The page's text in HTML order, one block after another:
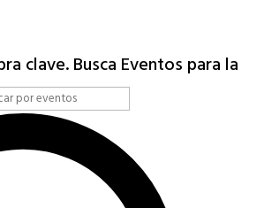
clave. Busca Eventos para la